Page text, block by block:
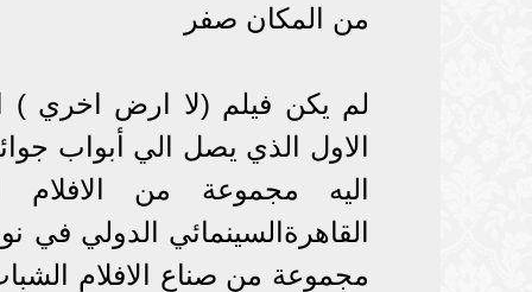
من المكان صفر
اليه مجموعة من الافلام
القاهرةالسينمائي الدولي في
مجموعة من صناع الافلام